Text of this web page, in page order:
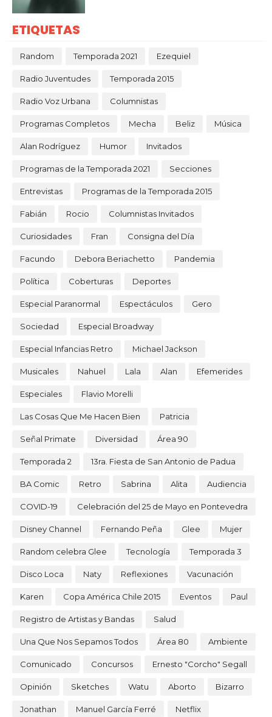
ETIQUETAS
Random Temporada 2021 Ezequiel
Radio Juventudes Temporada 2015
Radio Voz Urbana Columnistas
Programas Completos Mecha Beliz Música
Alan Rodríguez Humor Invitados
Programas de la Temporada 2021 Secciones
Entrevistas Programas de la Temporada 2015
Fabián Rocio Columnistas Invitados
Curiosidades Fran Consigna del Día
Facundo Debora Beriachetto Pandemia
Política Coberturas Deportes
Especial Paranormal Espectáculos Gero
Sociedad Especial Broadway
Especial Infancias Retro Michael Jackson
Musicales Nahuel Lala Alan Efemerides
Especiales Flavio Morelli
Las Cosas Que Me Hacen Bien Patricia
Señal Primate Diversidad Área 90
Temporada 2 13ra. Fiesta de San Antonio de Padua
BA Comic Retro Sabrina Alita Audiencia
COVID-19 Celebración del 25 de Mayo en Pontevedra
Disney Channel Fernando Peña Glee Mujer
Random celebra Glee Tecnología Temporada 3
Disco Loca Naty Reflexiones Vacunación
Karen Copa América Chile 2015 Eventos Paul
Registro de Artistas y Bandas Salud
Una Que Nos Sepamos Todos Área 80 Ambiente
Comunicado Concursos Ernesto "Corcho" Segall
Opinión Sketches Watu Aborto Bizarro
Jonathan Manuel García Ferré Netflix